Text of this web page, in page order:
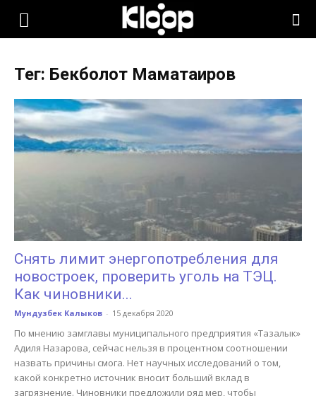
KLOOP.KG
Новости
Тег: Бекболот Маматаиров
Снять лимит энергопотребления для
новостроек, проверить уголь на ТЭЦ.
Как чиновники...
Мундузбек Калыков - 15 декабря 2020
По мнению замглавы муниципального предприятия «Тазалык»
Адиля Назарова, сейчас нельзя в процентном соотношении
назвать причины смога. Нет научных исследований о том,
какой конкретно источник вносит больший вклад в
загрязнение. Чиновники предложили ряд мер, чтобы